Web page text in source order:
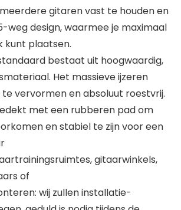
gitaren vast te houden en
weg design, waarmee je maximaal
kunt plaatsen.
bestaat uit hoogwaardig,
Het massieve ijzeren
te vervormen en absoluut roestvrij.
met een rubberen pad om
en stabiel te zijn voor een
gitaarwinkels,
of
wij zullen installatie-